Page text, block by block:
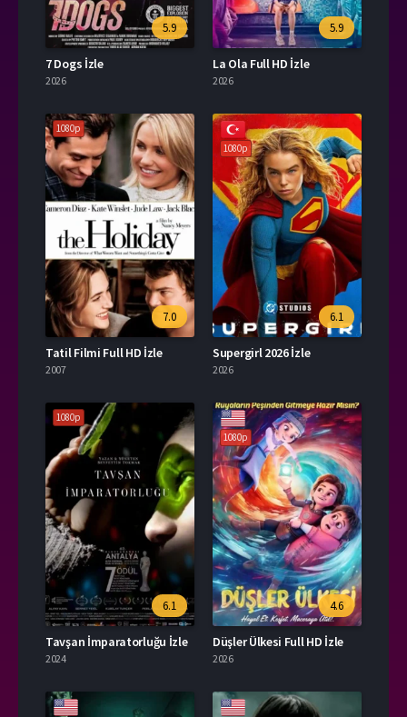
5.9
7 Dogs İzle
2026
5.9
La Ola Full HD İzle
2026
1080p
7.0
Tatil Filmi Full HD İzle
2007
1080p
6.1
Supergirl 2026 İzle
2026
1080p
6.1
Tavşan İmparatorluğu İzle
2024
1080p
4.6
Düşler Ülkesi Full HD İzle
2026